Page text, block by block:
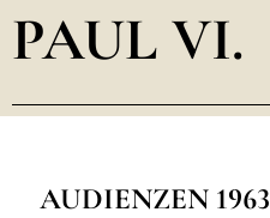
PAUL VI.
AUDIENZEN 1963